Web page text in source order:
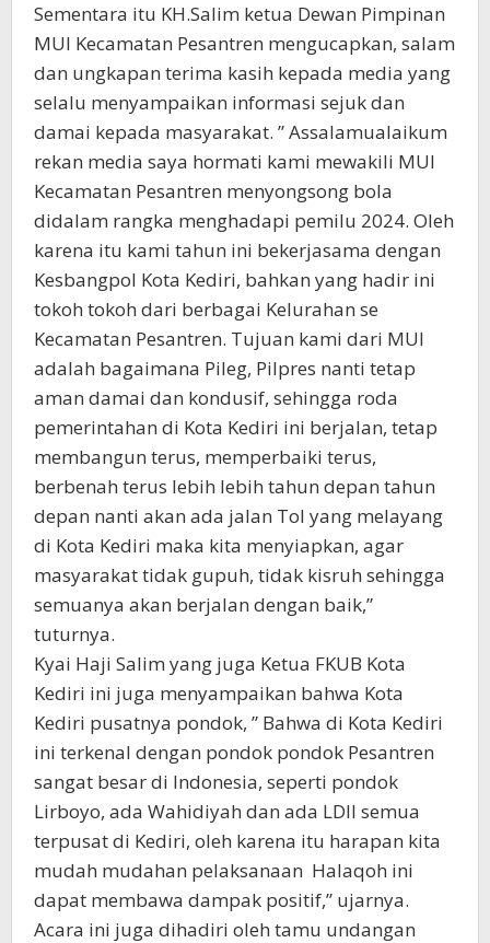
Sementara itu KH.Salim ketua Dewan Pimpinan
MUI Kecamatan Pesantren mengucapkan, salam
dan ungkapan terima kasih kepada media yang
selalu menyampaikan informasi sejuk dan
damai kepada masyarakat. ” Assalamualaikum
rekan media saya hormati kami mewakili MUI
Kecamatan Pesantren menyongsong bola
didalam rangka menghadapi pemilu 2024. Oleh
karena itu kami tahun ini bekerjasama dengan
Kesbangpol Kota Kediri, bahkan yang hadir ini
tokoh tokoh dari berbagai Kelurahan se
Kecamatan Pesantren. Tujuan kami dari MUI
adalah bagaimana Pileg, Pilpres nanti tetap
aman damai dan kondusif, sehingga roda
pemerintahan di Kota Kediri ini berjalan, tetap
membangun terus, memperbaiki terus,
berbenah terus lebih lebih tahun depan tahun
depan nanti akan ada jalan Tol yang melayang
di Kota Kediri maka kita menyiapkan, agar
masyarakat tidak gupuh, tidak kisruh sehingga
semuanya akan berjalan dengan baik,”
tuturnya.
Kyai Haji Salim yang juga Ketua FKUB Kota
Kediri ini juga menyampaikan bahwa Kota
Kediri pusatnya pondok, ” Bahwa di Kota Kediri
ini terkenal dengan pondok pondok Pesantren
sangat besar di Indonesia, seperti pondok
Lirboyo, ada Wahidiyah dan ada LDII semua
terpusat di Kediri, oleh karena itu harapan kita
mudah mudahan pelaksanaan Halaqoh ini
dapat membawa dampak positif,” ujarnya.
Acara ini juga dihadiri oleh tamu undangan